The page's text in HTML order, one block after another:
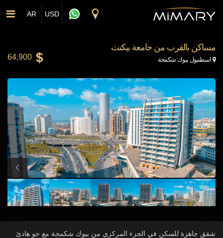
USD
AR
مساكن بالقرب من جامعة بيكنت
Map Marker
اسطنبول بيوك شكمجة
شقق جاهزة للسكن في الجزء المركزي من بيوك شكمجة مع جو هادئ